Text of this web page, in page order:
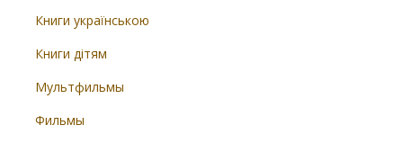
Книги українською
Книги дітям
Мультфильмы
Фильмы